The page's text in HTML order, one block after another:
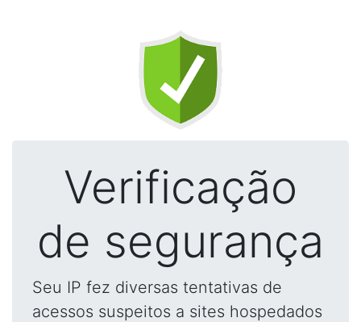
Verificação
de segurança
Seu IP fez diversas tentativas de
acessos suspeitos a sites hospedados